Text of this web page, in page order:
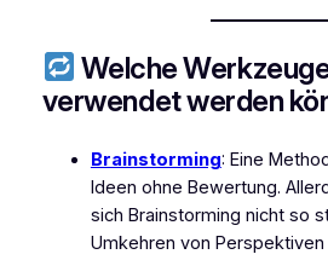
Welche
verwendet werden
Brainstorming: Eine
Ideen ohne Bewertung.
sich Brainstorming nicht so
Umkehren von